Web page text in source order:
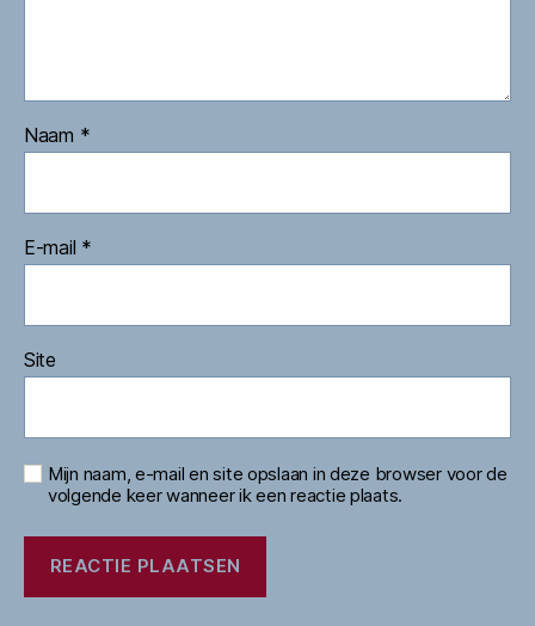
Naam *
E-mail *
Site
Mijn naam, e-mail en site opslaan in deze browser voor de
volgende keer wanneer ik een reactie plaats.